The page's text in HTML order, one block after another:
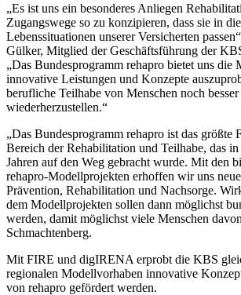
„Es ist uns ein besonderes Anliegen
Zugangswege so zu konzipieren, dass sie in
Lebenssituationen unserer Versicherten
Gülker, Mitglied der Geschäftsführung der
„Das Bundesprogramm rehapro bietet uns die
innovative Leistungen und Konzepte
berufliche Teilhabe von Menschen noch
wiederherzustellen.“
„Das Bundesprogramm rehapro ist das größte
Bereich der Rehabilitation und Teilhabe, das in
Jahren auf den Weg gebracht wurde. Mit den
rehapro-Modellprojekten erhoffen wir uns
Prävention, Rehabilitation und Nachsorge.
dem Modellprojekten sollen dann möglichst
werden, damit möglichst viele Menschen
Schmachtenberg.
Mit FIRE und digIRENA erprobt die KBS
regionalen Modellvorhaben innovative
von rehapro gefördert werden.